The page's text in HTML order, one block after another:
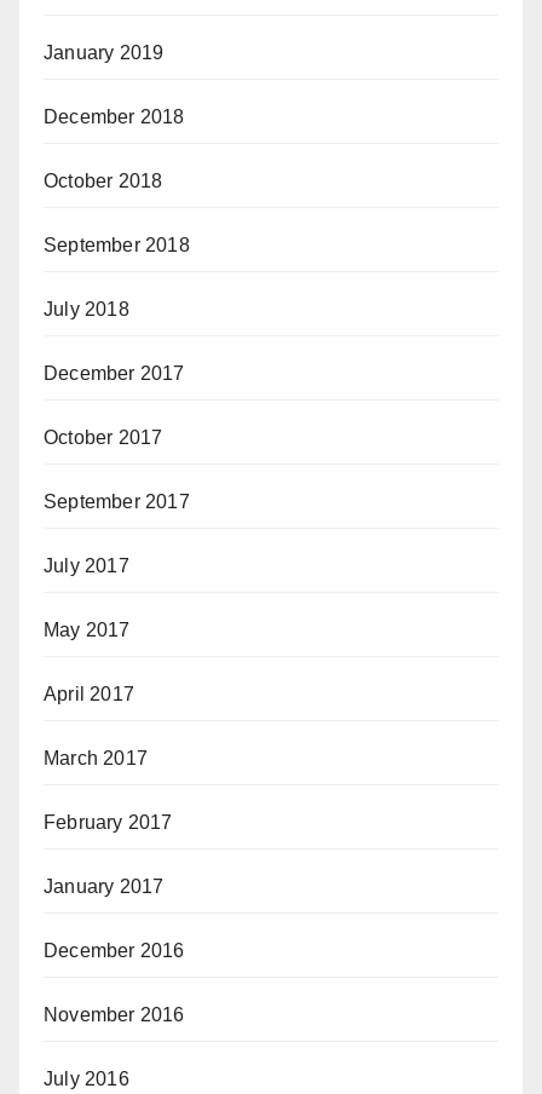
January 2019
December 2018
October 2018
September 2018
July 2018
December 2017
October 2017
September 2017
July 2017
May 2017
April 2017
March 2017
February 2017
January 2017
December 2016
November 2016
July 2016